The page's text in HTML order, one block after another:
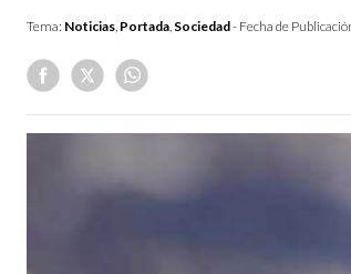
Tema: Noticias, Portada, Sociedad- Fecha de